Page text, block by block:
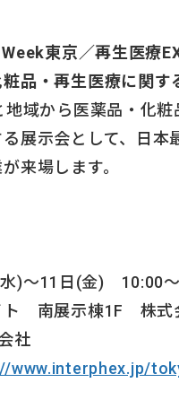
東京／再生医療
品・再生医療に関す
域から医薬品・化
展示会として、日
来場します。
)～11日(金) 10:00
ト 南展示棟1F 株式
社
www.interphex.jp/